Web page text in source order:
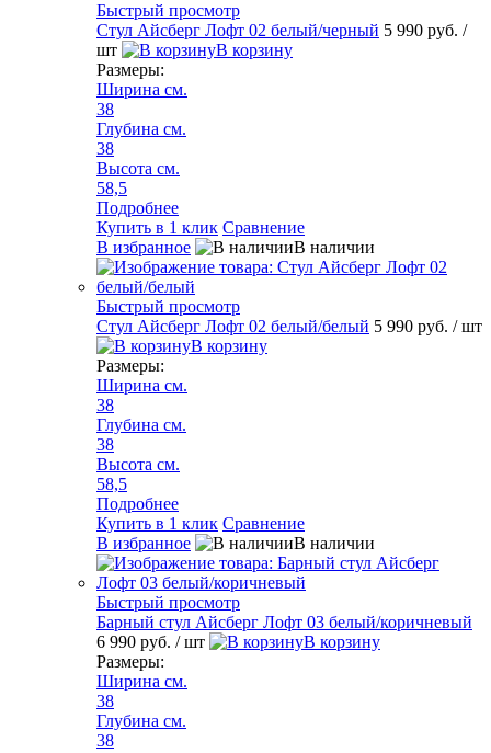
Быстрый просмотр
Стул Айсберг Лофт 02 белый/черный 5 990 руб. /
шт
В корзину
Размеры:
Ширина см.
38
Глубина см.
38
Высота см.
58,5
Подробнее
Купить в 1 клик Сравнение
В избранное
В наличии
Быстрый просмотр
Стул Айсберг Лофт 02 белый/белый 5 990 руб. / шт
В корзину
Размеры:
Ширина см.
38
Глубина см.
38
Высота см.
58,5
Подробнее
Купить в 1 клик Сравнение
В избранное
В наличии
Быстрый просмотр
Барный стул Айсберг Лофт 03 белый/коричневый
6 990 руб. / шт
В корзину
Размеры:
Ширина см.
38
Глубина см.
38